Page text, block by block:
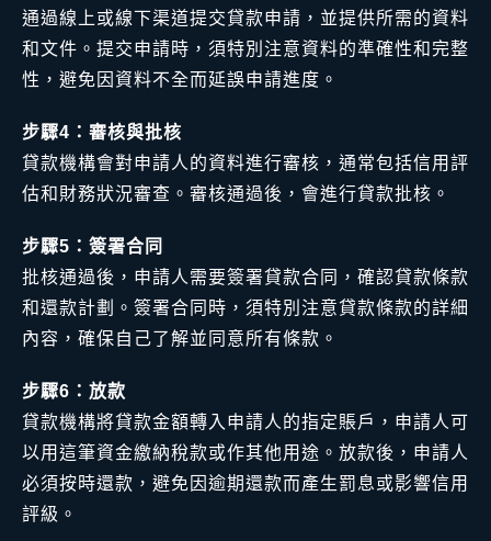
通過線上或線下渠道提交貸款申請，並提供所需的資料
和文件。提交申請時，須特別注意資料的準確性和完整
性，避免因資料不全而延誤申請進度。
步驟4：審核與批核
貸款機構會對申請人的資料進行審核，通常包括信用評
估和財務狀況審查。審核通過後，會進行貸款批核。
步驟5：簽署合同
批核通過後，申請人需要簽署貸款合同，確認貸款條款
和還款計劃。簽署合同時，須特別注意貸款條款的詳細
內容，確保自己了解並同意所有條款。
步驟6：放款
貸款機構將貸款金額轉入申請人的指定賬戶，申請人可
以用這筆資金繳納稅款或作其他用途。放款後，申請人
必須按時還款，避免因逾期還款而產生罰息或影響信用
評級。